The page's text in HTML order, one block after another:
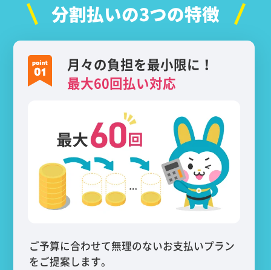
分割払いの3つの特徴
月々の負担を最小限に！
最大60回払い対応
ご予算に合わせて無理のないお支払いプラン
をご提案します。